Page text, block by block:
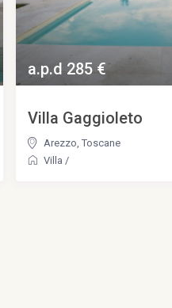
a.p.d 285 €
Villa Gaggioleto
Arezzo, Toscane
Villa /